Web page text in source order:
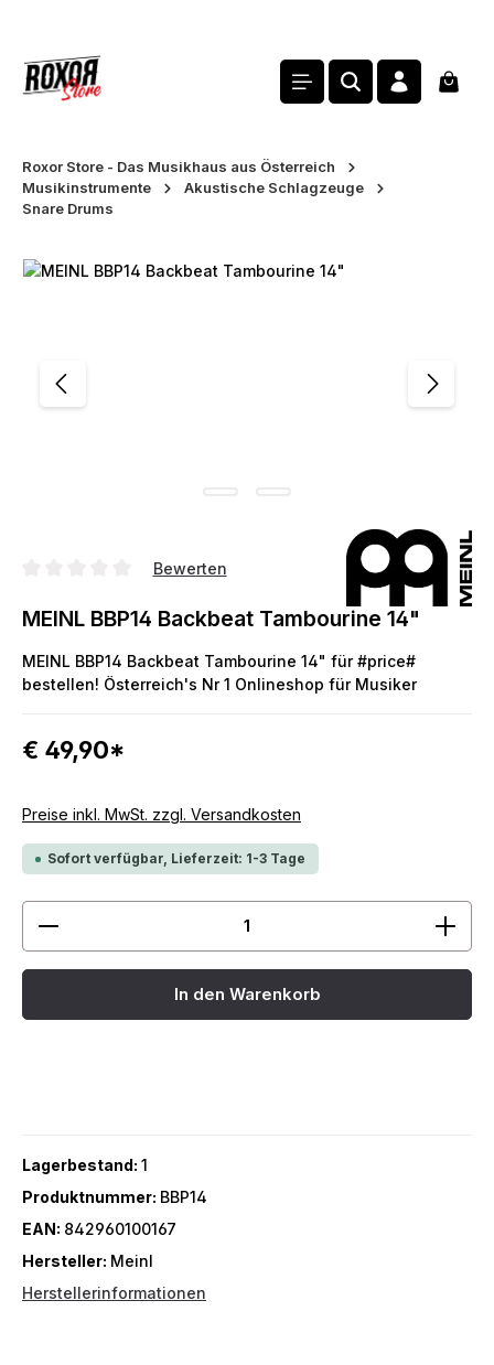
Roxor Store - Das Musikhaus aus Österreich
Musikinstrumente
Akustische Schlagzeuge
Snare Drums
Bildergalerie überspringen
Durchschnittliche Bewertung von 0 von 5 Sternen
Bewerten
MEINL BBP14 Backbeat Tambourine 14"
MEINL BBP14 Backbeat Tambourine 14" für #price#
bestellen! Österreich's Nr 1 Onlineshop für Musiker
€ 49,90*
Preise inkl. MwSt. zzgl. Versandkosten
Sofort verfügbar, Lieferzeit: 1-3 Tage
Produkt Anzahl: Gib den gewünschten Wert ein
In den Warenkorb
Lagerbestand: 1
Produktnummer: BBP14
EAN: 842960100167
Hersteller: Meinl
Herstellerinformationen